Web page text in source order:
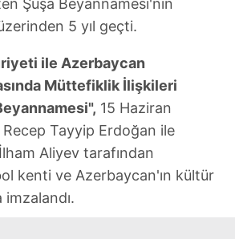
sunulması amacıyla
çerezler, sitemizin daha işlevsel
ve sizlere yönelik
yapılması, amaçlarıyla
dahilinde kullanılacaktır.
aşağıda yer alan panel
Çerezlere ilişkin detaylı bilgi
tıklayabilir, Çerez Bilgilendirme
Şuşa Beyannamesi'nin
5 yıl geçti.
ile Azerbaycan
Müttefiklik İlişkileri
15 Haziran
Tayyip Erdoğan ile
Aliyev tarafından
kenti ve Azerbaycan'ın kültür